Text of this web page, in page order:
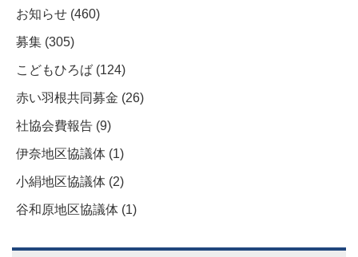
お知らせ (460)
募集 (305)
こどもひろば (124)
赤い羽根共同募金 (26)
社協会費報告 (9)
伊奈地区協議体 (1)
小絹地区協議体 (2)
谷和原地区協議体 (1)